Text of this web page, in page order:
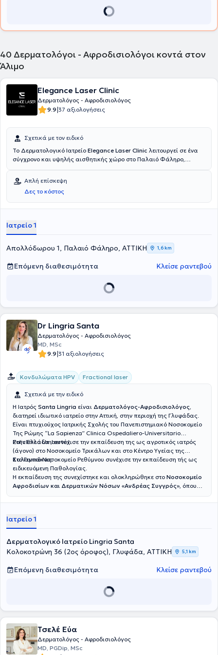
Δερματολογικής Εταιρείας και της Εuropean Academy of
40 Δερματολόγοι - Αφροδισιολόγοι κοντά στον
Άλιμο
Elegance Laser Clinic
Δερματολόγος - Αφροδισιολόγος
9.9|37 αξιολογήσεις
Σχετικά με τον ειδικό
Το Δερματολογικό Ιατρείο Elegance Laser Clinic λειτουργεί σε ένα
σύγχρονο και υψηλής αισθητικής χώρο στο Παλαιό Φάληρο,
και εξατομικευμένες θεραπείες Kλινικής Δερματολογίας Ενηλίκων
- Παίδων, Αισθητικής Δερματολογίας και Laser. Η ιατρός κα
Ζουμπιάδου Μαρία
Εθνικού και Καποδιστριακού Πανεπιστημίου Αθηνών και
Νοσοκομείο Αθηνών
ιατρικής μας ομάδας , με πολυετή εμπειρία στην αντιμετώπιση και
Δερματολογίας και Αφροδισιολογίας (ακμή, αλωπεκία, αφροδίσια
μέλος του Ιατρικού Συλλόγου Αθηνών και της Ελληνικής Εταιρείας
Κλινικής αποτελεί σημείο αναφοράς και παρέχει ιδανικές λύσεις με
γνώμονα τις δικές σας ανάγκες.
Απλή επίσκεψη
Δες το κόστος
Ιατρείο 1
Απολλόδωρου 1, Παλαιό Φάληρο, ΑΤΤΙΚΗ 1,6 km
Επόμενη διαθεσιμότητα Κλείσε ραντεβού
Dr Lingria Santa
Δερματολόγος - Αφροδισιολόγος
MD, MSc
9.9|31 αξιολογήσεις
Κονδυλώματα HPV Fractional laser
Σχετικά με την ειδικό
Η Ιατρός Santa Lingria είναι Δερματολόγος-Αφροδισιολόγος,
διατηρεί ιδιωτικό ιατρείο στην Αττική, στην περιοχή της Γλυφάδας.
Είναι πτυχιούχος Ιατρικής Σχολής του Πανεπιστημιακό Νοσοκομείο
Της Ρώμης “La Sapienza” Clinica Ospedaliero-Universitario
Policlinico Umberto I.
Στην Ελλάδα , συνέχισε την εκπαίδευση της ως αγροτικός ιατρός
(άγονο) στο Νοσοκομείο Τρικάλων και στο Κέντρο Υγείας της
Καλαμπάκας.
Στο Γενικό Νοσοκομείο Ρεθύμνου συνέχισε την εκπαίδευση τής ως
ειδικευόμενη Παθολογίας.
Η εκπαίδευση της συνεχίστηκε και ολοκληρώθηκε στο Νοσοκομείο
Αφροδισίων και Δερματικών Νόσων «Ανδρέας Συγγρός», όπου
Ιατρείο 1
Δερματολογικό Ιατρείο Lingria Santa
Κολοκοτρώνη 36 (2ος όροφος), Γλυφάδα, ΑΤΤΙΚΗ
5,1 km
Επόμενη διαθεσιμότητα Κλείσε ραντεβού
Τσελέ Εύα
Δερματολόγος - Αφροδισιολόγος
MD, PGDip, MSc